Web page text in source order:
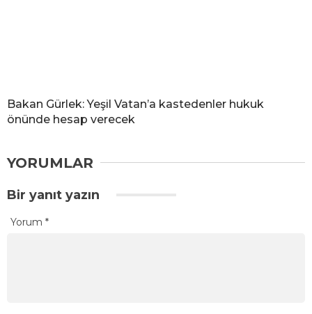
Bakan Gürlek: Yeşil Vatan’a kastedenler hukuk
önünde hesap verecek
YORUMLAR
Bir yanıt yazın
Yorum *